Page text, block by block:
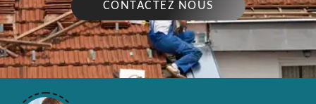
CONTACTEZ NOUS